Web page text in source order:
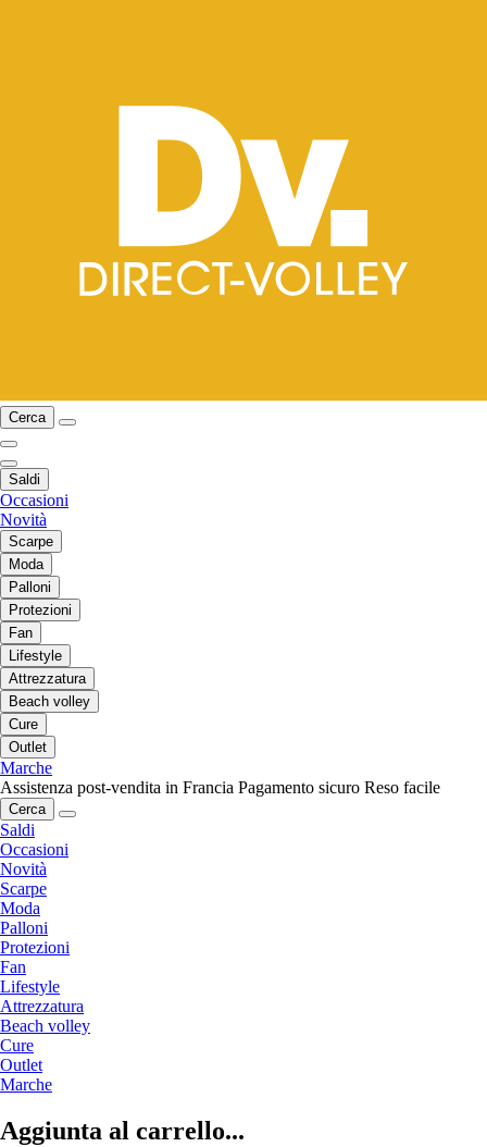
Cerca
Saldi
Occasioni
Novità
Scarpe
Moda
Palloni
Protezioni
Fan
Lifestyle
Attrezzatura
Beach volley
Cure
Outlet
Marche
Assistenza post-vendita in Francia Pagamento sicuro Reso facile
Cerca
Saldi
Occasioni
Novità
Scarpe
Moda
Palloni
Protezioni
Fan
Lifestyle
Attrezzatura
Beach volley
Cure
Outlet
Marche
Aggiunta al carrello...